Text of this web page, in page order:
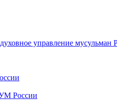
управление мусульман
России